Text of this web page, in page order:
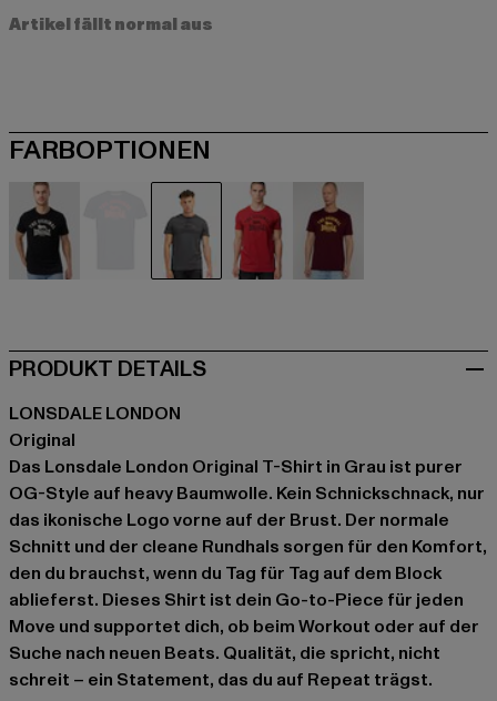
Artikel fällt normal aus
FARBOPTIONEN
PRODUKT DETAILS
LONSDALE LONDON
Original
Das Lonsdale London Original T-Shirt in Grau ist purer
OG-Style auf heavy Baumwolle. Kein Schnickschnack, nur
das ikonische Logo vorne auf der Brust. Der normale
Schnitt und der cleane Rundhals sorgen für den Komfort,
den du brauchst, wenn du Tag für Tag auf dem Block
ablieferst. Dieses Shirt ist dein Go-to-Piece für jeden
Move und supportet dich, ob beim Workout oder auf der
Suche nach neuen Beats. Qualität, die spricht, nicht
schreit – ein Statement, das du auf Repeat trägst.